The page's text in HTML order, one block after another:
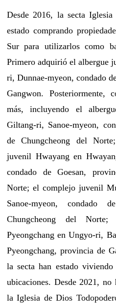
Desde 2016, la secta
estado comprando
Sur para utilizarlos como
Primero adquirió el albergue
ri, Dunnae-myeon, condado
Gangwon. Posteriormente,
más, incluyendo el
Giltang-ri, Sanoe-myeon,
de Chungcheong del
juvenil Hwayang en
condado de Goesan,
Norte; el complejo juvenil
Sanoe-myeon, condado
Chungcheong del
Pyeongchang en Ungyo-ri,
Pyeongchang, provincia de
la secta han estado
ubicaciones. Desde 2021,
la Iglesia de Dios